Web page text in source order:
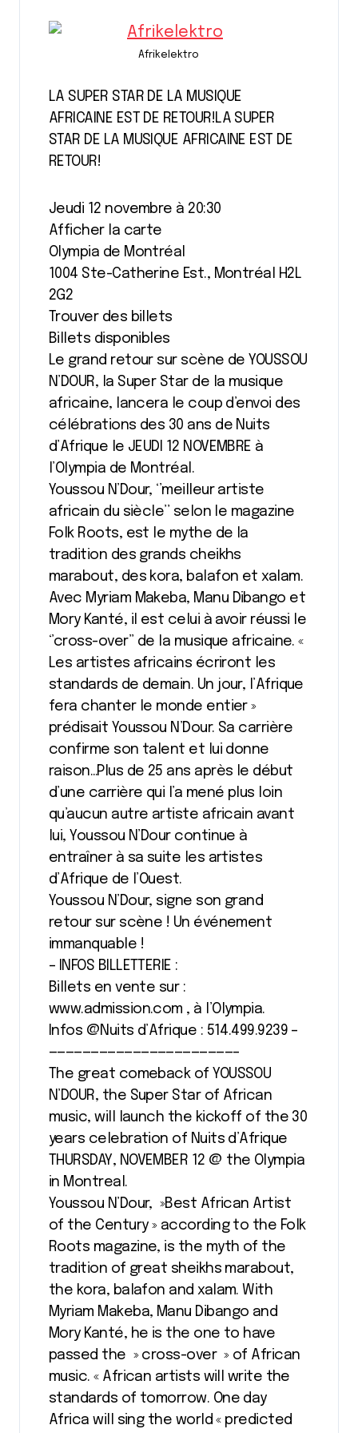
Afrikelektro
LA SUPER STAR DE LA MUSIQUE
AFRICAINE EST DE RETOUR!LA SUPER
STAR DE LA MUSIQUE AFRICAINE EST DE
RETOUR!
Jeudi 12 novembre à 20:30
Afficher la carte
Olympia de Montréal
1004 Ste-Catherine Est., Montréal H2L
2G2
Trouver des billets
Billets disponibles
Le grand retour sur scène de YOUSSOU
N’DOUR, la Super Star de la musique
africaine, lancera le coup d’envoi des
célébrations des 30 ans de Nuits
d’Afrique le JEUDI 12 NOVEMBRE à
l’Olympia de Montréal.
Youssou N’Dour, ‘’meilleur artiste
africain du siècle’’ selon le magazine
Folk Roots, est le mythe de la
tradition des grands cheikhs
marabout, des kora, balafon et xalam.
Avec Myriam Makeba, Manu Dibango et
Mory Kanté, il est celui à avoir réussi le
‘’cross-over’’ de la musique africaine. «
Les artistes africains écriront les
standards de demain. Un jour, l’Afrique
fera chanter le monde entier »
prédisait Youssou N’Dour. Sa carrière
confirme son talent et lui donne
raison…Plus de 25 ans après le début
d’une carrière qui l’a mené plus loin
qu’aucun autre artiste africain avant
lui, Youssou N’Dour continue à
entraîner à sa suite les artistes
d’Afrique de l’Ouest.
Youssou N’Dour, signe son grand
retour sur scène ! Un événement
immanquable !
– INFOS BILLETTERIE :
Billets en vente sur :
www.admission.com , à l’Olympia.
Infos @Nuits d’Afrique : 514.499.9239 –
——————————————————————–
The great comeback of YOUSSOU
N’DOUR, the Super Star of African
music, will launch the kickoff of the 30
years celebration of Nuits d’Afrique
THURSDAY, NOVEMBER 12 @ the Olympia
in Montreal.
Youssou N’Dour, »Best African Artist
of the Century » according to the Folk
Roots magazine, is the myth of the
tradition of great sheikhs marabout,
the kora, balafon and xalam. With
Myriam Makeba, Manu Dibango and
Mory Kanté, he is the one to have
passed the » cross-over » of African
music. « African artists will write the
standards of tomorrow. One day
Africa will sing the world « predicted